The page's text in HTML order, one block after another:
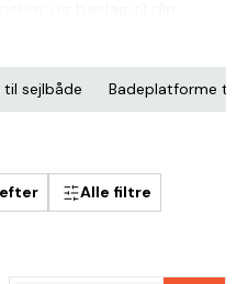
bekkasin, en båd med
kan du være sikker
lige til dig.
svenske Båtsystem.
sejlbåde Badeplatforme til
Alle filtre